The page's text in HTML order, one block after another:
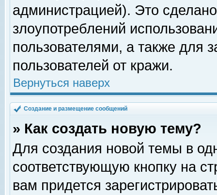
администрацией). Это
злоупотреблений
пользователями, а также для
пользователей от кражи.
Вернуться наверх
Создание и размещение сообщений
» Как создать новую тему?
Для создания новой темы в
соответствующую кнопку на
вам придется